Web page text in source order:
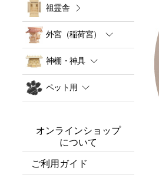
祖霊舎
外宮（稲荷宮）
神棚・神具
ペット用
オンラインショップ
について
ご利用ガイド